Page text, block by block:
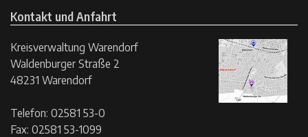
Kontakt und Anfahrt
Kreisverwaltung Warendorf
Waldenburger Straße 2
48231 Warendorf
Telefon: 02581 53-0
Fax: 02581 53-1099